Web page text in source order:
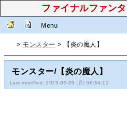
ファイナルファン
Menu
> モンスター > 【炎の魔人】
モンスター/【炎の魔人】
Last-modified: 2025-05-05 (月) 06:54:12